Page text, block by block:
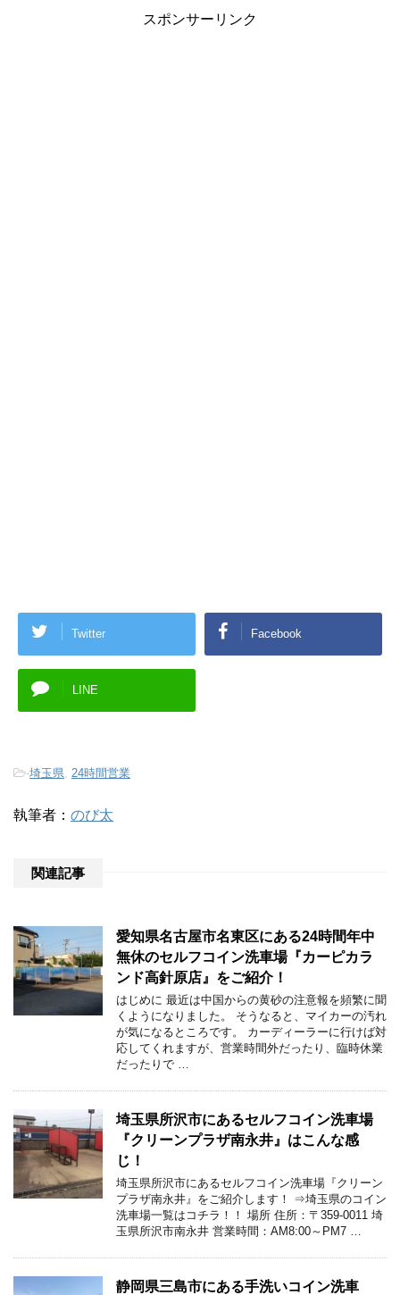
スポンサーリンク
Twitter Facebook
LINE
-埼玉県 24時間営業
執筆者： のび太
関連記事
愛知県名古屋市名東区にある24時間年中
無休のセルフコイン洗車場『カーピカラ
ンド高針原店』をご紹介！
はじめに 最近は中国からの黄砂の注意報を頻繁に聞
くようになりました。 そうなると、マイカーの汚れ
が気になるところです。 カーディーラーに行けば対
応してくれますが、営業時間外だったり、臨時休業
だったりで …
埼玉県所沢市にあるセルフコイン洗車場
『クリーンプラザ南永井』はこんな感
じ！
埼玉県所沢市にあるセルフコイン洗車場『クリーン
プラザ南永井』をご紹介します！ ⇒埼玉県のコイン
洗車場一覧はコチラ！！ 場所 住所：〒359-0011 埼
玉県所沢市南永井 営業時間：AM8:00～PM7 …
静岡県三島市にある手洗いコイン洗車